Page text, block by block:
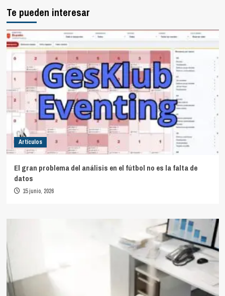
Te pueden interesar
Artículos
El gran problema del análisis en el fútbol no es la falta de
datos
15 junio, 2026